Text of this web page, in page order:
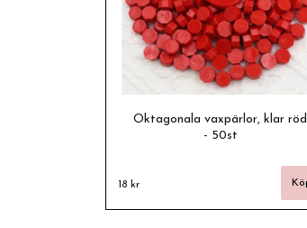
Oktagonala vaxpärlor, klar röd
- 50st
18 kr